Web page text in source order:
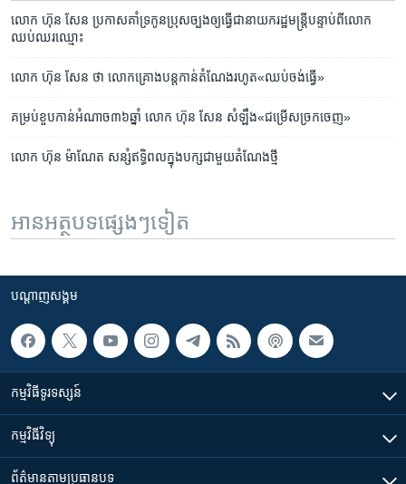
លោក ​ហ៊ុន សែន ​ប្រកាស​គាំទ្រ​កូន​ប្រុស​ច្បង​ឲ្យ​ធ្វើ​ជា​នាយក​រដ្ឋមន្រ្តី​បន្ទាប់​ពី​លោក​
ឈប់​ឈរ​ឈ្មោះ​
លោក ហ៊ុន សែន ថា​ លោក​គ្រោងបន្ត​កាន់​តំណែង​រហូត«ឈប់​ចង់​ធ្វើ»
គម្រប់​ខួប​កាន់​អំណាច​៣៦​ឆ្នាំ លោក ហ៊ុន សែន សំឡឹង«ជម្រើស​ច្រក​ចេញ»
លោក ហ៊ុន ម៉ាណែត សន្សំ​ឥទ្ធិពល​ក្នុង​បក្ស​ជាមួយ​តំណែង​ថ្មី
អានអត្ថបទផ្សេងៗទៀត
បណ្តាញ​សង្គម
កម្មវិធី​ទូរទស្សន៍
កម្មវិធី​វិទ្យុ
ព័ត៌មាន​តាមប្រធានបទ​